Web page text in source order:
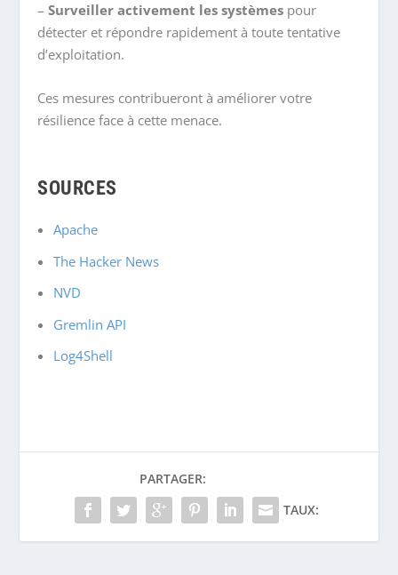
–Surveiller activement les systèmes pour
détecter et répondre rapidement à toute tentative
d’exploitation.
Ces mesures contribueront à améliorer votre
résilience face à cette menace.
SOURCES
Apache
The Hacker News
NVD
Gremlin API
Log4Shell
PARTAGER:
TAUX: